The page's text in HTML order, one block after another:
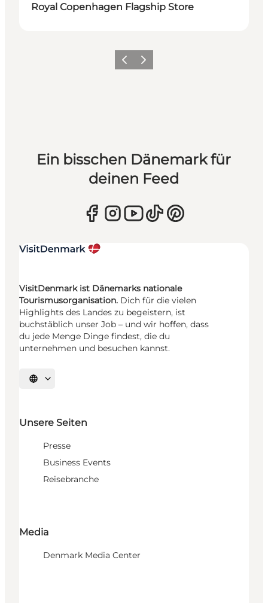
Royal Copenhagen Flagship Store
ZurückWeiter
Ein bisschen Dänemark für
deinen Feed
VisitDenmark ist Dänemarks nationale
Tourismusorganisation. Dich für die vielen
Highlights des Landes zu begeistern, ist
buchstäblich unser Job – und wir hoffen, dass
du jede Menge Dinge findest, die du
unternehmen und besuchen kannst.
Sprache auswählen
Unsere Seiten
Presse
Business Events
Reisebranche
Media
Denmark Media Center